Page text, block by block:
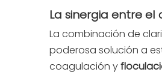
La sinergia entre
La combinación de
poderosa solución a
coagulación y